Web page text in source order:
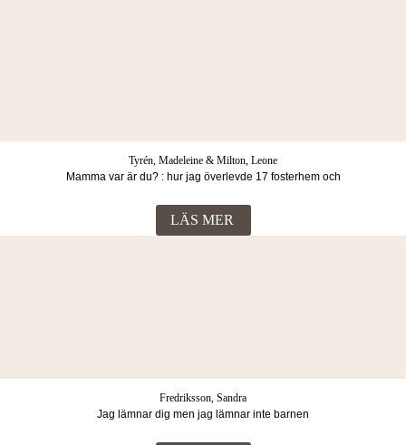
Tyrén, Madeleine & Milton, Leone
Mamma var är du? : hur jag överlevde 17 fosterhem och
LÄS MER
Fredriksson, Sandra
Jag lämnar dig men jag lämnar inte barnen